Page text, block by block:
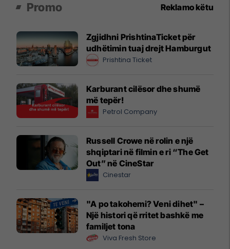
Promo Reklamo këtu
Zgjidhni PrishtinaTicket për
udhëtimin tuaj drejt Hamburgut
Prishtina Ticket
Karburant cilësor dhe shumë
më tepër!
Petrol Company
Russell Crowe në rolin e një
shqiptari në filmin e ri “The Get
Out” në CineStar
Cinestar
"A po takohemi? Veni dihet" –
Një histori që rritet bashkë me
familjet tona
Viva Fresh Store